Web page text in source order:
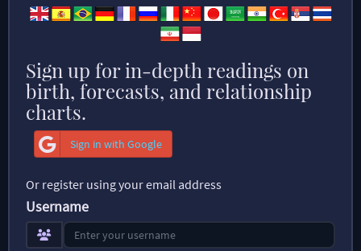
Sign up for in-depth readings on
birth, forecasts, and relationship
charts.
Sign in with Google
Or register using your email address
Username